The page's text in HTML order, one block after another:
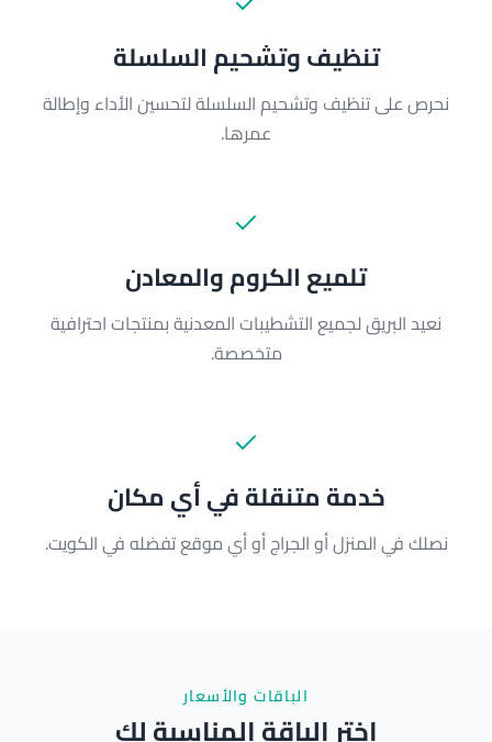
تنظيف وتشحيم السلسلة
نحرص على تنظيف وتشحيم السلسلة لتحسين الأداء وإطالة
عمرها.
تلميع الكروم والمعادن
نعيد البريق لجميع التشطيبات المعدنية بمنتجات احترافية
متخصصة.
خدمة متنقلة في أي مكان
نصلك في المنزل أو الجراج أو أي موقع تفضله في الكويت.
الباقات والأسعار
اختر الباقة المناسبة لك